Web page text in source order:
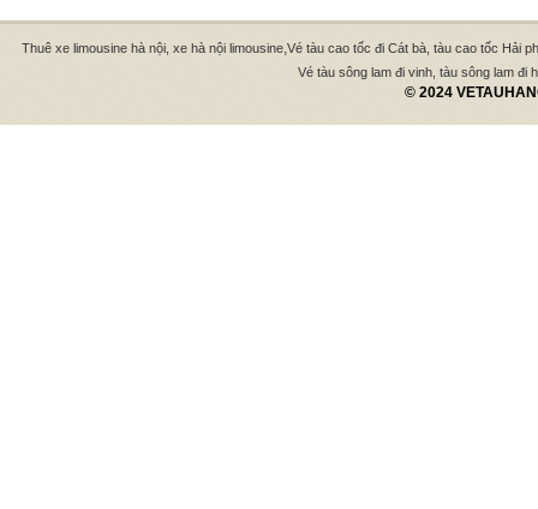
Thuê xe limousine hà nội, xe hà nội limousine,Vé tàu cao tốc đi Cát bà, tàu cao tốc Hải
Vé tàu sông lam đi vinh, tàu sông lam đi
© 2024